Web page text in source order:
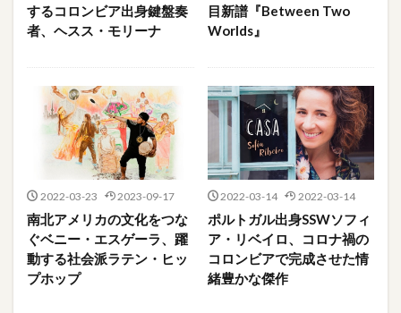
するコロンビア出身鍵盤奏
者、ヘスス・モリーナ
目新譜『Between Two
Worlds』
2022-03-23 2023-09-17
南北アメリカの文化をつな
ぐベニー・エスゲーラ、躍
動する社会派ラテン・ヒッ
プホップ
2022-03-14 2022-03-14
ポルトガル出身SSWソフィ
ア・リベイロ、コロナ禍の
コロンビアで完成させた情
緒豊かな傑作